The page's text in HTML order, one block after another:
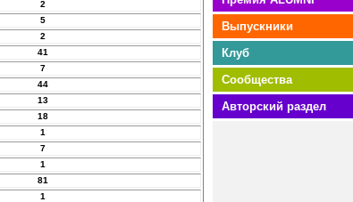
2
5
2
41
7
44
13
18
1
7
1
81
1
Выпускники
Клуб
Сообщества
Авторский раздел